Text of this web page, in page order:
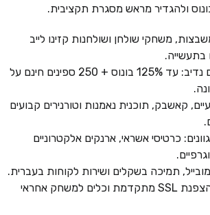
ולהגדיר מראש מסגרת תקציבית.
משחקי שולחן ושולחנות קזינו לייב
בתעשייה.
בונוס קבלת פנים נדיב: עד 125% בונוס + 250 ספינים חינם על
קאשבק, תוכנית נאמנות וטורנירים קבועים
כרטיסי אשראי, ארנקים אלקטרוניים
תמיכה בשקלים ושירות לקוחות בעברית.
רישיון קוראסאו, הצפנת SSL מתקדמת וכלים למשחק אחראי